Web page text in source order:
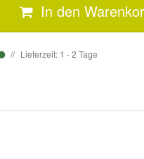
In den
Lieferzeit: 1 - 2 Tage